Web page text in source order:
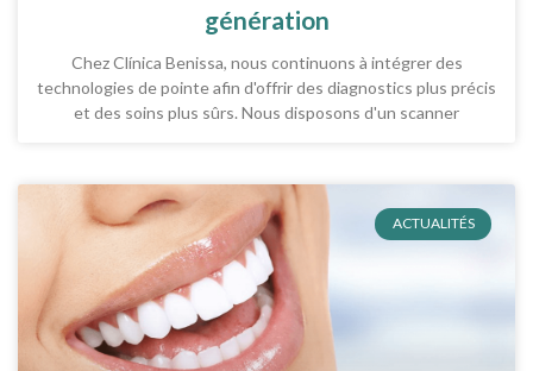
génération
Chez Clínica Benissa, nous continuons à intégrer des
technologies de pointe afin d'offrir des diagnostics plus précis
et des soins plus sûrs. Nous disposons d'un scanner
ACTUALITÉS